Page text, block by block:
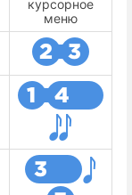
курсорное
меню